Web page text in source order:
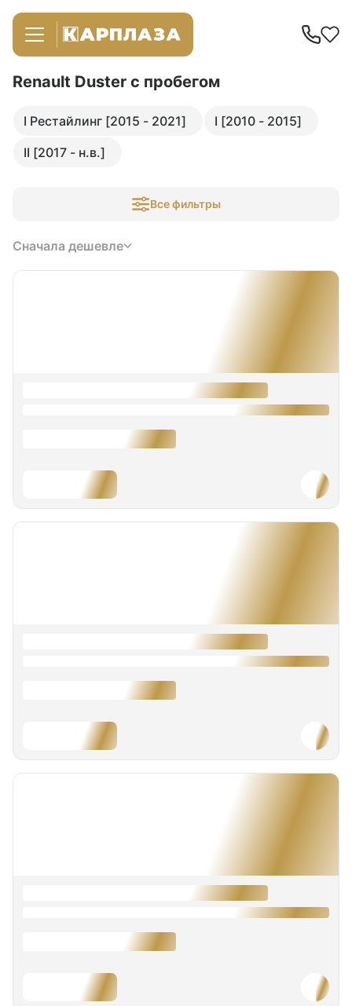
Renault Duster с пробегом
I Рестайлинг [2015 - 2021]
I [2010 - 2015]
II [2017 - н.в.]
Все фильтры
Сначала дешевле